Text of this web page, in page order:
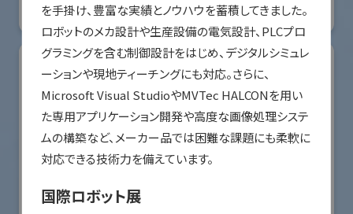
を手掛け、豊富な実績とノウハウを蓄積してきました。
ロボットのメカ設計や生産設備の電気設計、PLCプロ
グラミングを含む制御設計をはじめ、デジタルシミュレ
ーションや現地ティーチングにも対応。さらに、
Microsoft Visual StudioやMVTec HALCONを用い
た専用アプリケーション開発や高度な画像処理システ
ムの構築など、メーカー品では困難な課題にも柔軟に
対応できる技術力を備えています。
国際ロボット展
リアル会場小間番号 : W2-36